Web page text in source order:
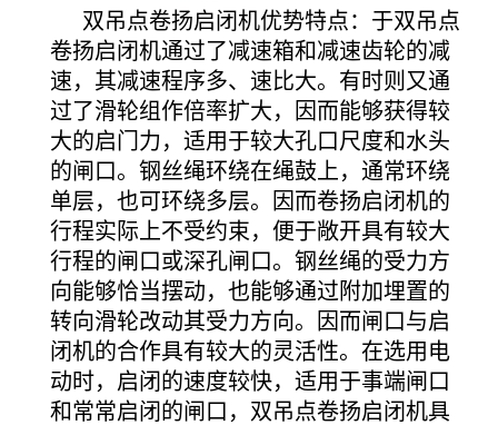
双吊点卷扬启闭机优势特点：于双吊点
卷扬启闭机通过了减速箱和减速齿轮的减
速，其减速程序多、速比大。有时则又通
过了滑轮组作倍率扩大，因而能够获得较
大的启门力，适用于较大孔口尺度和水头
的闸口。钢丝绳环绕在绳鼓上，通常环绕
单层，也可环绕多层。因而卷扬启闭机的
行程实际上不受约束，便于敞开具有较大
行程的闸口或深孔闸口。钢丝绳的受力方
向能够恰当摆动，也能够通过附加埋置的
转向滑轮改动其受力方向。因而闸口与启
闭机的合作具有较大的灵活性。在选用电
动时，启闭的速度较快，适用于事端闸口
和常常启闭的闸口，双吊点卷扬启闭机具